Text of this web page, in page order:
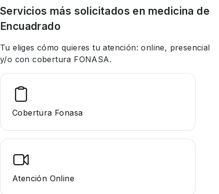
Servicios más solicitados en medicina de
Encuadrado
Tu eliges cómo quieres tu atención: online, presencial
y/o con cobertura FONASA.
Cobertura Fonasa
Atención Online